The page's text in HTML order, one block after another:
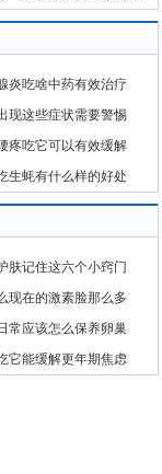
炎吃啥中药有效治疗
现这些症状需要警惕
疼吃它可以有效缓解
生蚝有什么样的好处
肤记住这六个小窍门
现在的激素脸那么多
常应该怎么保养卵巢
它能缓解更年期焦虑